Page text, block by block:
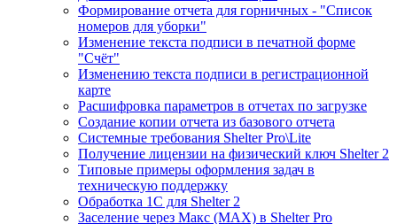
Формирование отчета для горничных - "Список
номеров для уборки"
Изменение текста подписи в печатной форме
"Счёт"
Изменению текста подписи в регистрационной
карте
Расшифровка параметров в отчетах по загрузке
Создание копии отчета из базового отчета
Системные требования Shelter Pro\Lite
Получение лицензии на физический ключ Shelter 2
Типовые примеры оформления задач в
техническую поддержку
Обработка 1С для Shelter 2
Заселение через Макс (MAX) в Shelter Pro